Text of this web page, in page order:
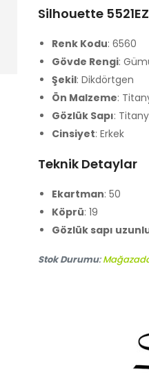
Silhouette
Renk Kodu: 6560
Gövde Rengi:
Şekil: Dikdörtgen
Ön Malzeme:
Gözlük Sapı:
Cinsiyet: Erkek
Teknik Detaylar
Ekartman: 50
Köprü: 19
Gözlük sapı
Stok Durumu: